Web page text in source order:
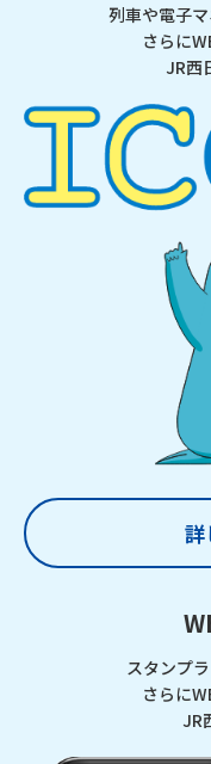
列車や電子
さらに
JR西
詳
スタンプ
さらに
JR